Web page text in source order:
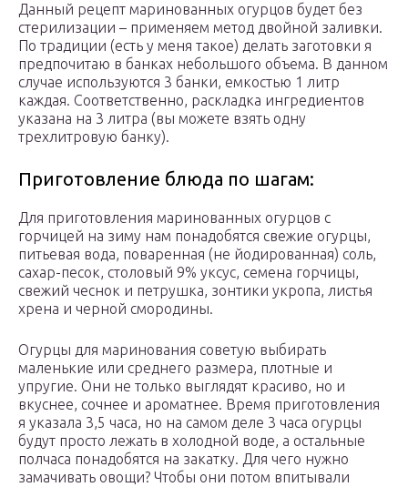
Данный рецепт маринованных огурцов будет без
стерилизации – применяем метод двойной заливки.
По традиции (есть у меня такое) делать заготовки я
предпочитаю в банках небольшого объема. В данном
случае используются 3 банки, емкостью 1 литр
каждая. Соответственно, раскладка ингредиентов
указана на 3 литра (вы можете взять одну
трехлитровую банку).
Приготовление блюда по шагам:
Для приготовления маринованных огурцов с
горчицей на зиму нам понадобятся свежие огурцы,
питьевая вода, поваренная (не йодированная) соль,
сахар-песок, столовый 9% уксус, семена горчицы,
свежий чеснок и петрушка, зонтики укропа, листья
хрена и черной смородины.
Огурцы для маринования советую выбирать
маленькие или среднего размера, плотные и
упругие. Они не только выглядят красиво, но и
вкуснее, сочнее и ароматнее. Время приготовления
я указала 3,5 часа, но на самом деле 3 часа огурцы
будут просто лежать в холодной воде, а остальные
полчаса понадобятся на закатку. Для чего нужно
замачивать овощи? Чтобы они потом впитывали